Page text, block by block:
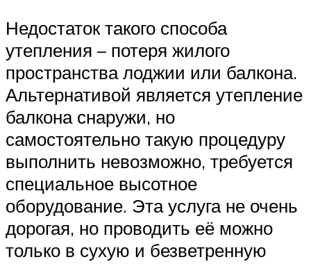
Недостаток такого способа
утепления – потеря жилого
пространства лоджии или балкона.
Альтернативой является утепление
балкона снаружи, но
самостоятельно такую процедуру
выполнить невозможно, требуется
специальное высотное
оборудование. Эта услуга не очень
дорогая, но проводить её можно
только в сухую и безветренную